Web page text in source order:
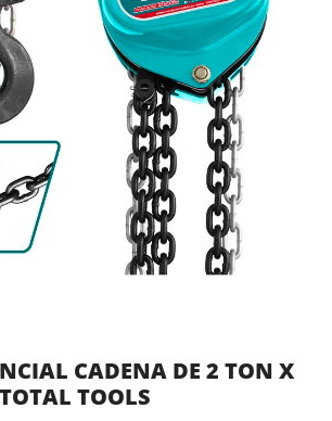
CADENA DE 2 TON X
TOOLS